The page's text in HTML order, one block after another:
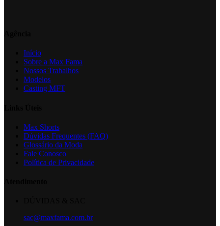
Início
Sobre a Max Fama
Nossos Trabalhos
Modelos
Casting MFT
Max Shorts
Dúvidas Frequentes (FAQ)
Glossário da Moda
Fale Conosco
Política de Privacidade
sac@maxfama.com.br